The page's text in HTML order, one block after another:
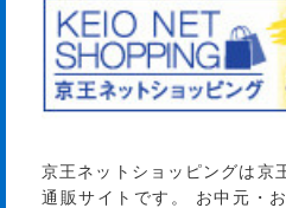
京王ネットショッピングは京
通販サイトです。 お中元・